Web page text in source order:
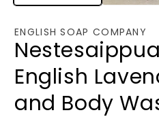
ENGLISH SOAP COMPANY
English
and Body